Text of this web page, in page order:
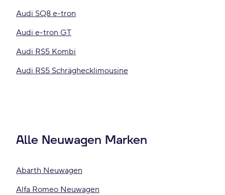
Audi SQ8 e-tron
Audi e-tron GT
Audi RS5 Kombi
Audi RS5 Schräghecklimousine
Alle Neuwagen Marken
Abarth Neuwagen
Alfa Romeo Neuwagen